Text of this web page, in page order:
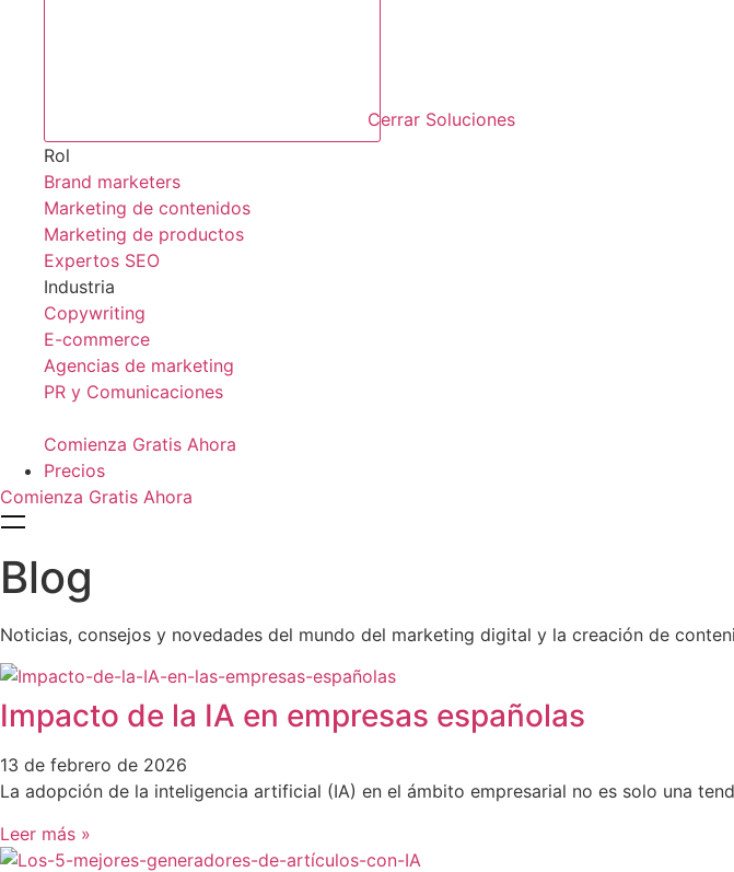
Cerrar Soluciones
Rol
Brand marketers
Marketing de contenidos
Marketing de productos
Expertos SEO
Industria
Copywriting
E-commerce
Agencias de marketing
PR y Comunicaciones
Comienza Gratis Ahora
Precios
Comienza Gratis Ahora
Blog
Noticias, consejos y novedades del mundo del marketing digital y la creación de
Impacto de la IA en empresas españolas
13 de febrero de 2026
La adopción de la inteligencia artificial (IA) en el ámbito empresarial no es solo una
Leer más »